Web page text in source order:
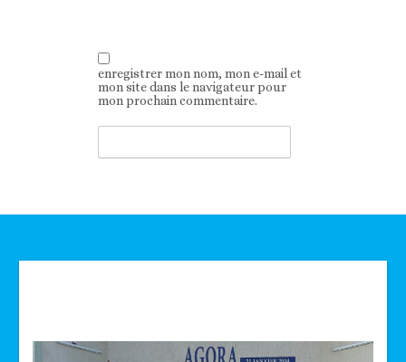
enregistrer mon nom, mon e-mail et
mon site dans le navigateur pour
mon prochain commentaire.